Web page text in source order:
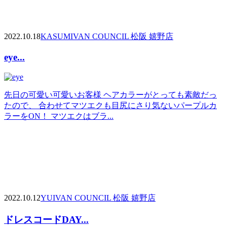
2022.10.18KASUMIVAN COUNCIL 松阪 嬉野店
eye...
先日の可愛い可愛いお客様 ヘアカラーがとっても素敵だっ
たので、 合わせてマツエクも目尻にさり気ないパープルカ
ラーをON！ マツエクはブラ...
2022.10.12YUIVAN COUNCIL 松阪 嬉野店
ドレスコードDAY...